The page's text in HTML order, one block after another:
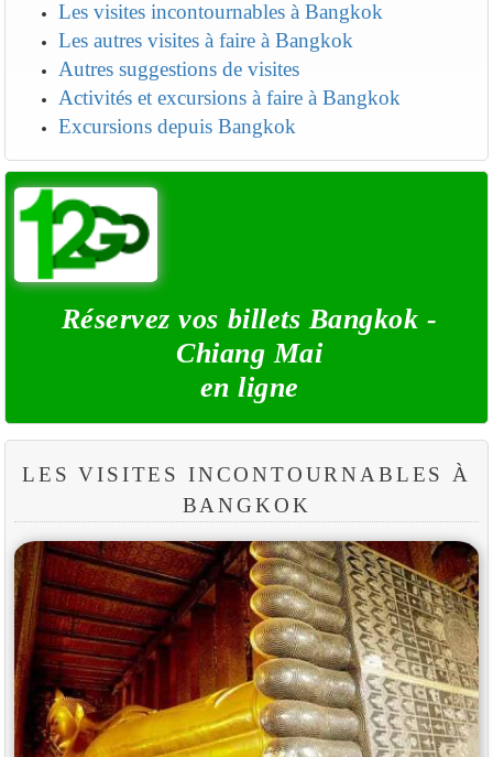
Les visites incontournables à Bangkok
Les autres visites à faire à Bangkok
Autres suggestions de visites
Activités et excursions à faire à Bangkok
Excursions depuis Bangkok
Réservez vos billets Bangkok -
Chiang Mai
en ligne
LES VISITES INCONTOURNABLES À
BANGKOK